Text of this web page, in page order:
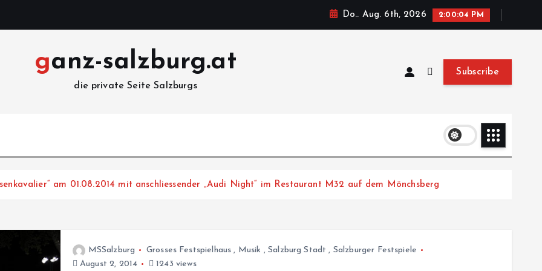
Do.. Aug. 6th, 2026 2:00:05 PM
ganz-salzburg.at
die private Seite Salzburgs
Subscribe
am 01.08.2014 mit anschliessender „Audi Night“ im Restaurant M32 auf dem Mönchsberg
MSSalzburg Grosses Festspielhaus , Musik ,Salzburg Stadt , Salzburger Festspiele
August 2, 2014
1243 views